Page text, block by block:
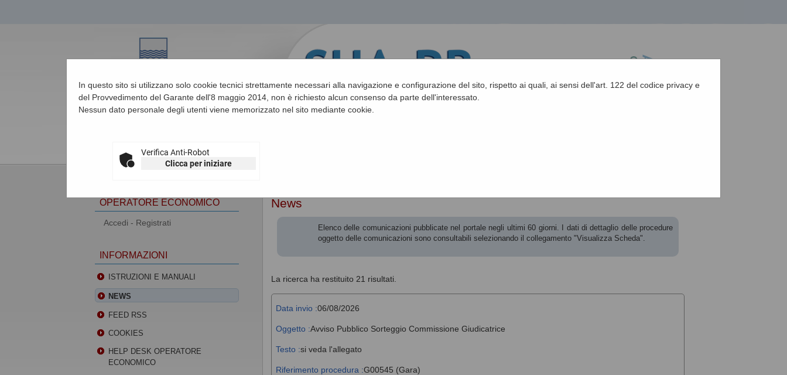
In questo sito si utilizzano solo cookie tecnici strettamente necessari alla navigazione e configurazione del sito, rispetto ai quali, ai sensi dell'art. 122 del codice privacy e
del Provvedimento del Garante dell'8 maggio 2014, non è richiesto alcun consenso da parte dell'interessato.
Nessun dato personale degli utenti viene memorizzato nel sito mediante cookie.
Verifica Anti-Robot
Clicca per iniziare
News
Elenco delle comunicazioni pubblicate nel portale negli ultimi 60 giorni. I dati di dettaglio delle procedure
oggetto delle comunicazioni sono consultabili selezionando il collegamento "Visualizza Scheda".
La ricerca ha restituito 21 risultati.
Data invio :06/08/2026
Oggetto :Avviso Pubblico Sorteggio Commissione Giudicatrice
Testo :si veda l'allegato
Riferimento procedura :G00545 (Gara)
OPERATORE ECONOMICO
Accedi - Registrati
INFORMAZIONI
ISTRUZIONI E MANUALI
NEWS
FEED RSS
COOKIES
HELP DESK OPERATORE
ECONOMICO